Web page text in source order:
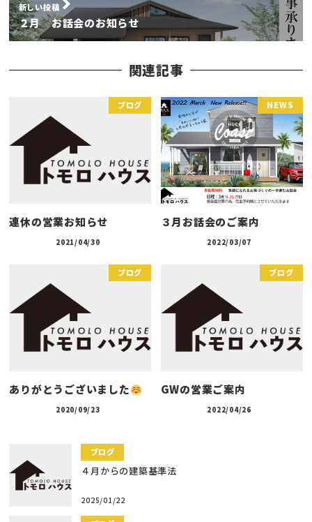
新しい投稿
２月 お話会のお知らせ
関連記事
ブログ
連休の営業お知らせ
2021/04/30
NEWS
３月お話会のご案内
2022/03/07
ブログ
ありがとうございました
2020/09/23
ブログ
GWの営業ご案内
2022/04/26
ブログ
４月からの建築基準法
2025/01/22